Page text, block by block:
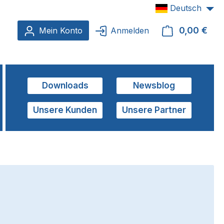
Mein Konto
Anmelden 0,00 €
Deutsch
Downloads Newsblog
Unsere Kunden Unsere Partner